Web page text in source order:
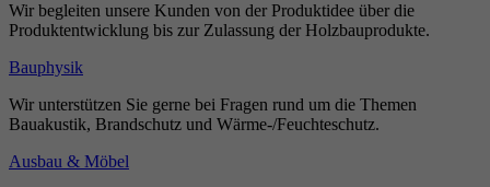
Wir begleiten unsere Kunden von der Produktidee über die
Produktentwicklung bis zur Zulassung der Holzbauprodukte.
Bauphysik
Wir unterstützen Sie gerne bei Fragen rund um die Themen
Bauakustik, Brandschutz und Wärme-/Feuchteschutz.
Ausbau & Möbel